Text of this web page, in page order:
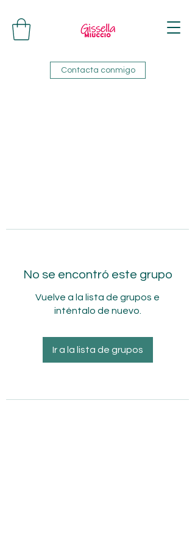
Contacta conmigo
No se encontró este grupo
Vuelve a la lista de grupos e
inténtalo de nuevo.
Ir a la lista de grupos